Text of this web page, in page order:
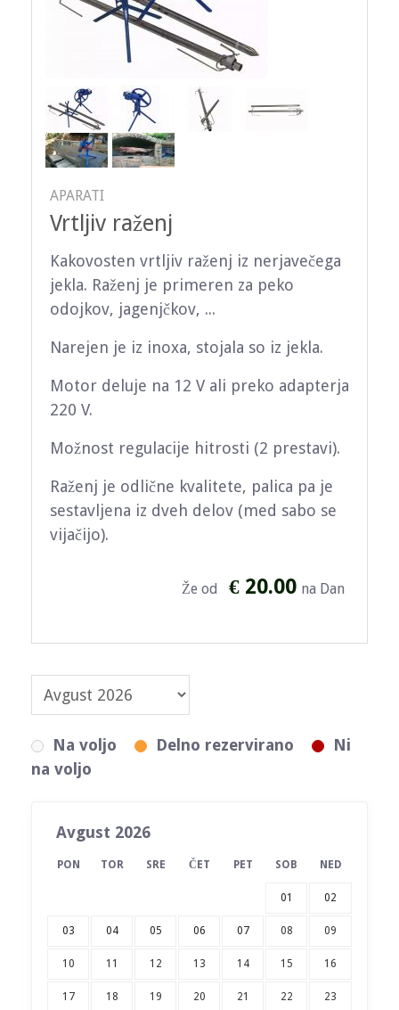
APARATI
Vrtljiv raženj
Kakovosten vrtljiv raženj iz nerjavečega
jekla. Raženj je primeren za peko
odojkov, jagenjčkov, ...
Narejen je iz inoxa, stojala so iz jekla.
Motor deluje na 12 V ali preko adapterja
220 V.
Možnost regulacije hitrosti (2 prestavi).
Raženj je odlične kvalitete, palica pa je
sestavljena iz dveh delov (med sabo se
vijačijo).
Že od € 20.00 na Dan
Na voljo Delno rezervirano
Ni
na voljo
Avgust 2026
PON TOR SRE ČET PET SOB NED
01 02
03 04 05 06 07 08 09
10 11 12 13 14 15 16
17 18 19 20 21 22 23